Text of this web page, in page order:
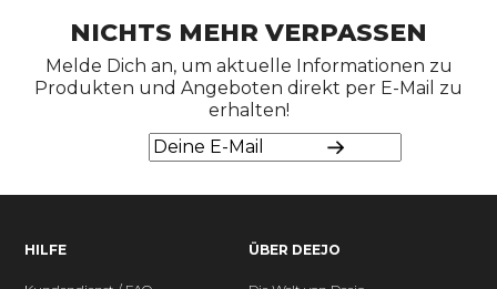
NICHTS MEHR VERPASSEN
Melde Dich an, um aktuelle Informationen zu
Produkten und Angeboten direkt per E-Mail zu
erhalten!
HILFE ÜBER DEEJO